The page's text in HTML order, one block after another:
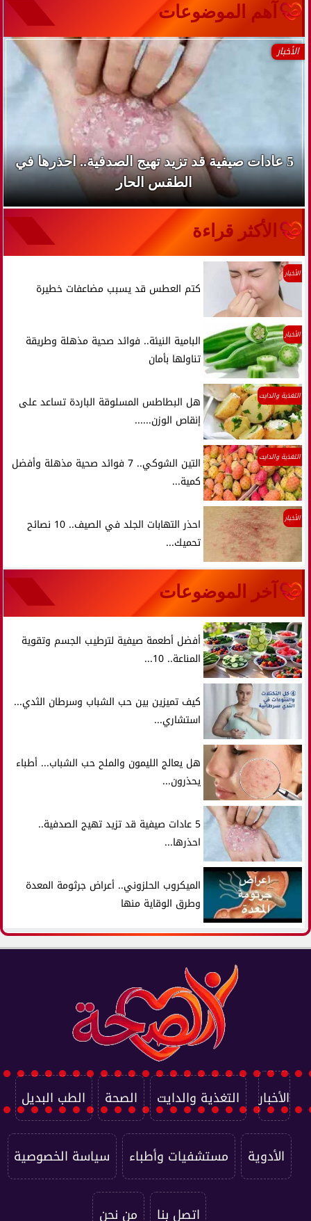
آهم الموضوعات
الأخبار
5 عادات صيفية قد تزيد تهيج الصدفية.. احذرها في
الطقس الحار
الأكثر قراءة
الأخبار
كتم العطس قد يسبب مضاعفات خطيرة
الأخبار
البامية النيئة.. فوائد صحية مذهلة وطريقة
تناولها بأمان
التغذية والدايت
هل البطاطس المسلوقة الباردة تساعد على
إنقاص الوزن......
التغذية والدايت
التين الشوكي.. 7 فوائد صحية مذهلة وأفضل
كمية...
الأخبار
احذر التهابات الجلد في الصيف.. 10 نصائح
تحميك...
آخر الموضوعات
أفضل أطعمة صيفية لترطيب الجسم وتقوية
المناعة.. 10...
كيف تميزين بين حب الشباب وسرطان الثدي...
استشاري...
هل يعالج الليمون والملح حب الشباب... أطباء
يحذرون...
5 عادات صيفية قد تزيد تهيج الصدفية..
احذرها...
الميكروب الحلزوني.. أعراض جرثومة المعدة
وطرق الوقاية منها
الأخبار التغذية والدايت الصحة الطب البديل
الأدوية مستشفيات وأطباء سياسة الخصوصية
اتصل بنا من نحن